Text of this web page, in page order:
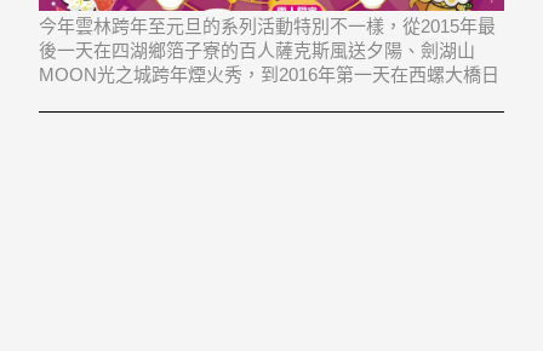
今年雲林跨年至元旦的系列活動特別不一樣，從2015年最
後一天在四湖鄉箔子寮的百人薩克斯風送夕陽、劍湖山
MOON光之城跨年煙火秀，到2016年第一天在西螺大橋日